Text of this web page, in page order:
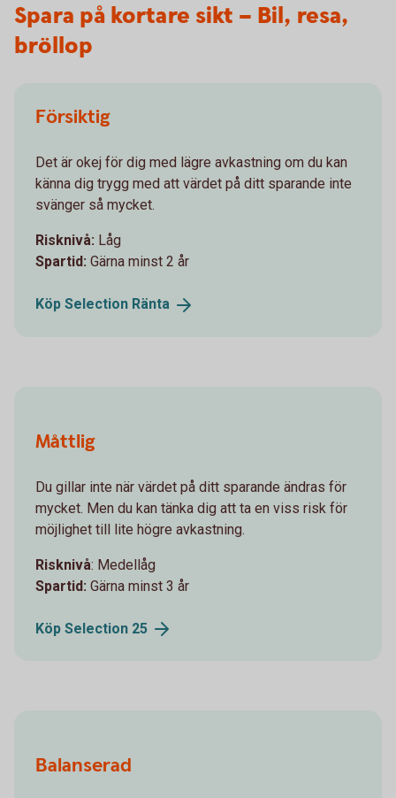
Spara på kortare sikt – Bil, resa,
bröllop
Försiktig
Det är okej för dig med lägre avkastning om du kan
känna dig trygg med att värdet på ditt sparande inte
svänger så mycket.
Risknivå: Låg
Spartid: Gärna minst 2 år
Köp Selection Ränta
Måttlig
Du gillar inte när värdet på ditt sparande ändras för
mycket. Men du kan tänka dig att ta en viss risk för
möjlighet till lite högre avkastning.
Risknivå: Medellåg
Spartid: Gärna minst 3 år
Köp Selection 25
Balanserad